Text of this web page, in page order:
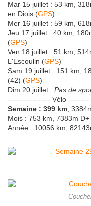
Mar 15 juillet : 53 km,
en Diois (GPS)
Mer 16 juillet : 59 km,
Jeu 17 juillet : 40 km,
(GPS)
Ven 18 juillet : 51 km,
L'Escoulin (GPS)
Sam 19 juillet : 151 km,
(42) (GPS)
Dim 20 juillet : Pas de
----------------- Vélo
Semaine : 399 km ,
Mois : 753 km, 7383m D+
Année : 10056 km,